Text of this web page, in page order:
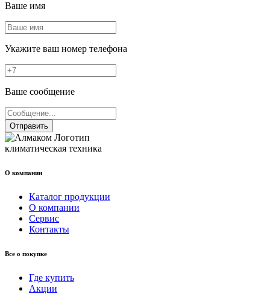
Ваше имя
Укажите ваш номер телефона
Ваше сообщение
Отправить
климатическая техника
О компании
Каталог продукции
О компании
Сервис
Контакты
Все о покупке
Где купить
Акции